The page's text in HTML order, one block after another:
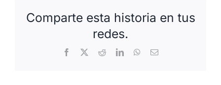
Comparte esta historia en tus
redes.
Facebook RedditLinkedInWhatsApp
Correo